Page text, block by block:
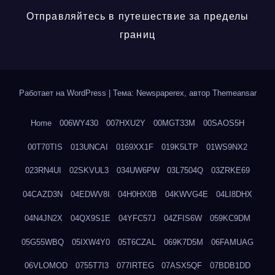
Отправляйтесь в путешествие за пределы
границ
Работает на WordPress Тема: Newspaperex, автор Themeansar
Home 006WY430 007HXU2Y 00MGT33M 00SAOS5H
00T70TIS 013UNCAI 0169XX1F 019K5LTP 01WS9NX2
023RN4UI 02SKVUL3 034UW6PW 03L7504Q 03ZRKE69
04CAZD3N 04EDWV8I 04H0HX0B 04KWVG4E 04LI8DHX
04N4JN2X 04QX9S1E 04YFC57J 04ZFIS6W 059KC9DM
05G55WBQ 05IXW4Y0 05T6CZAL 069K7D5M 06FAMUAG
06VLOMOD 0755T7I3 077IRTEG 07ASX5QF 07BDB1DD